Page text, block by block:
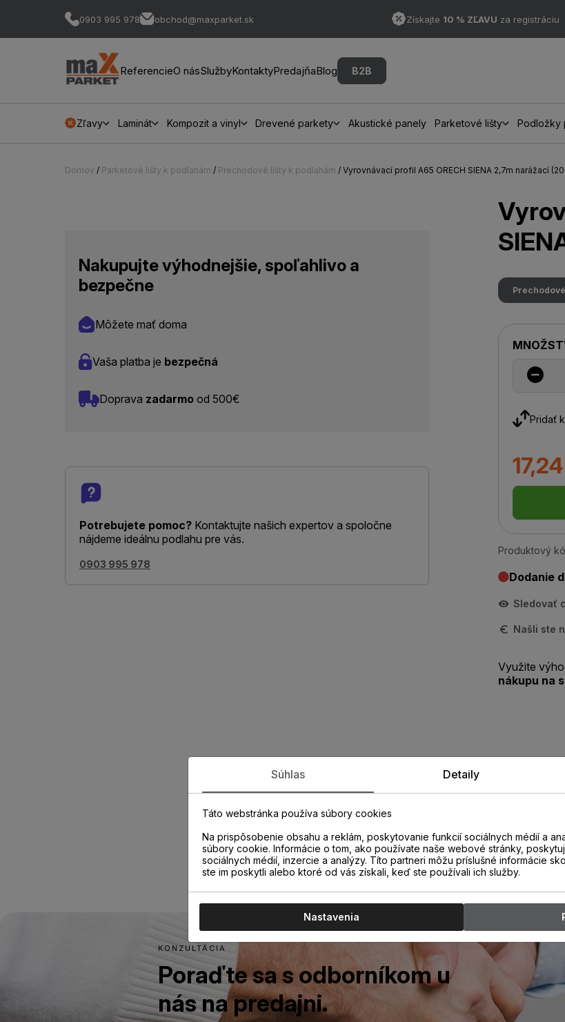
0903 995 978 obchod@maxparket.sk Získajte 10 % ZĽAVU za registráciu
ReferencieO násSlužbyKontaktyPredajňaBlog B2B
Zľavy Laminát Kompozit a vinyl Drevené parkety Akustické panely Parketové lišty Podložky
Domov / Parketové lišty k podlahám / Prechodové lišty k podlahám / Vyrovnávací profil A65 ORECH SIENA 2,7m narážací
Nakupujte výhodnejšie, spoľahlivo a
bezpečne
Môžete mať doma
Vaša platba je bezpečná
Doprava zadarmo od 500€
Potrebujete pomoc? Kontaktujte našich expertov a spoločne
nájdeme ideálnu podlahu pre vás.
0903 995 978
Pridať
Produktový
Dodanie
Sledovať
Našli ste
Využite
nákupu na
Zistite viac o
produktu
KONZULTÁCIA
Poraďte sa s odborníkom u
nás na predajni.
Súhlas Detaily
Táto webstránka používa súbory cookies
Na prispôsobenie obsahu a reklám, poskytovanie funkcií sociálnych médií a
súbory cookie. Informácie o tom, ako používate naše webové stránky,
sociálnych médií, inzercie a analýzy. Títo partneri môžu príslušné informácie
ste im poskytli alebo ktoré od vás získali, keď ste používali ich služby.
Nastavenia